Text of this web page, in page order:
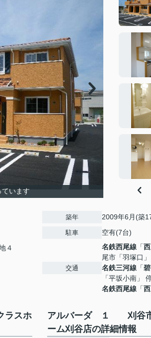
ています
４
築年 2009年6月(築
駐車 空有(7台)
交通
名鉄西尾線 「
尾市「羽塚口
名鉄三河線 「
「平坂小南」
名鉄西尾線 「
スホ
アルバーダ １ 刈谷市
ーム刈谷店の詳細情報